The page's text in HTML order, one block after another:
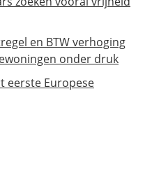
en BTW verhoging
onder druk
eerste Europese